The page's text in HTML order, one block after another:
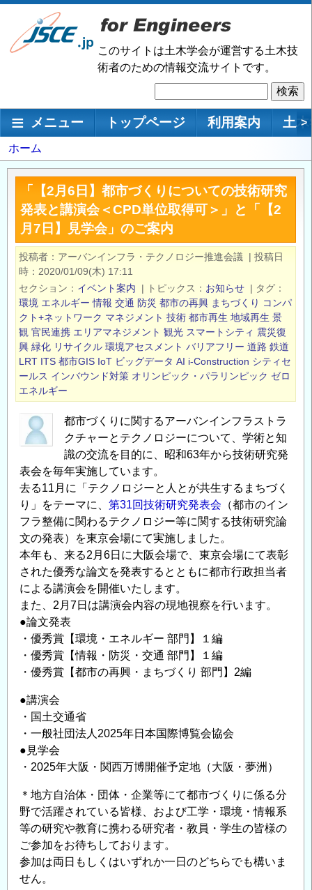
メ
ン
移
このサイトは土木学会が運営する土木技
術者のための情報交流サイトです。
索
メインナビゲーション
メニュー トップページ 利用案内 土 >
パ
ン
ず
ホーム
「【2月6日】都市づくりについての技術研究
発表と講演会＜CPD単位取得可＞」と「【2
月7日】見学会」のご案内
投稿者 アーバンインフラ・テクノロジー推進会議 | 投稿日
時
2020/01/09(木) 17:11
セクション
イベント案内 | トピックス お知らせ | タグ
環境 エネルギー 情報 交通 防災 都市の再興 まちづくり コンパ
クト+ネットワーク マネジメント 技術 都市再生 地域再生 景
観 官民連携 エリアマネジメント 観光 スマートシティ 震災復
興 緑化 リサイクル 環境アセスメント バリアフリー 道路 鉄道
LRT ITS 都市GIS IoT ビッグデータ AI i-Construction シティセ
ールス インバウンド対策 オリンピック・パラリンピック ゼロ
エネルギー
都市づくりに関するアーバンインフラストラ
クチャーとテクノロジーについて、学術と知
識の交流を目的に、昭和63年から技術研究発
表会を毎年実施しています。
去る11月に「テクノロジーと人とが共生するまちづく
り」をテーマに、 第31回技術研究発表会 （都市のイン
フラ整備に関わるテクノロジー等に関する技術研究論
文の発表）を東京会場にて実施しました。
本年も、来る2月6日に大阪会場で、東京会場にて表彰
された優秀な論文を発表するとともに都市行政担当者
による講演会を開催いたします。
また、2月7日は講演会内容の現地視察を行います。
●論文発表
・優秀賞【環境・エネルギー 部門】１編
・優秀賞【情報・防災・交通 部門】１編
・優秀賞【都市の再興・まちづくり 部門】2編
●講演会
・国土交通省
・一般社団法人2025年日本国際博覧会協会
●見学会
・2025年大阪・関西万博開催予定地（大阪・夢洲）
＊地方自治体・団体・企業等にて都市づくりに係る分
野で活躍されている皆様、および工学・環境・情報系
等の研究や教育に携わる研究者・教員・学生の皆様の
ご参加をお待ちしております。
参加は両日もしくはいずれか一日のどちらでも構いま
せん。